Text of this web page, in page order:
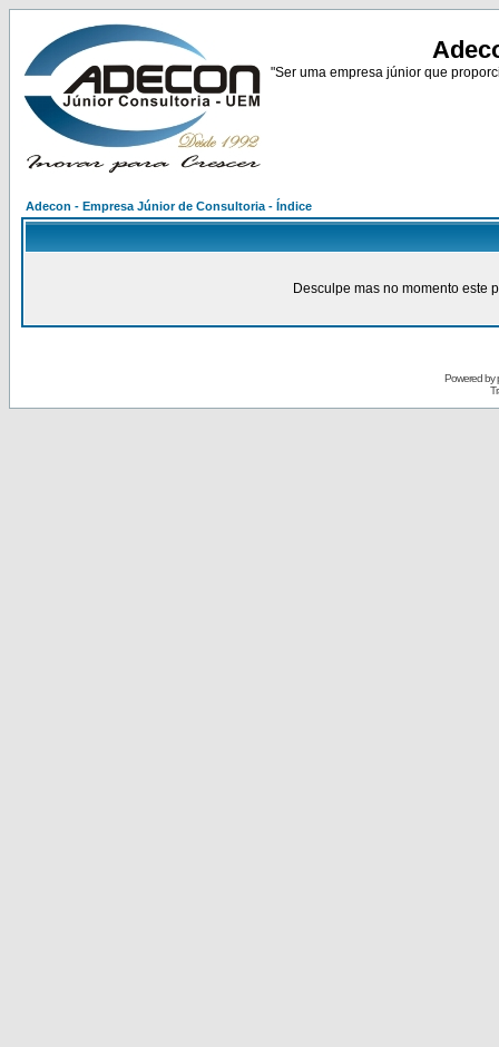
"Ser uma empresa júnior que
Adecon - Empresa Júnior de Consultoria - Índice
Desculpe mas no momento este
Powered by